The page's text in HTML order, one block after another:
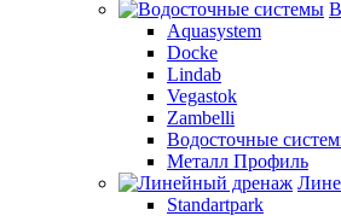
Aquasystem
Docke
Lindab
Vegastok
Zambelli
Водосточные
Металл Профиль
Standartpark